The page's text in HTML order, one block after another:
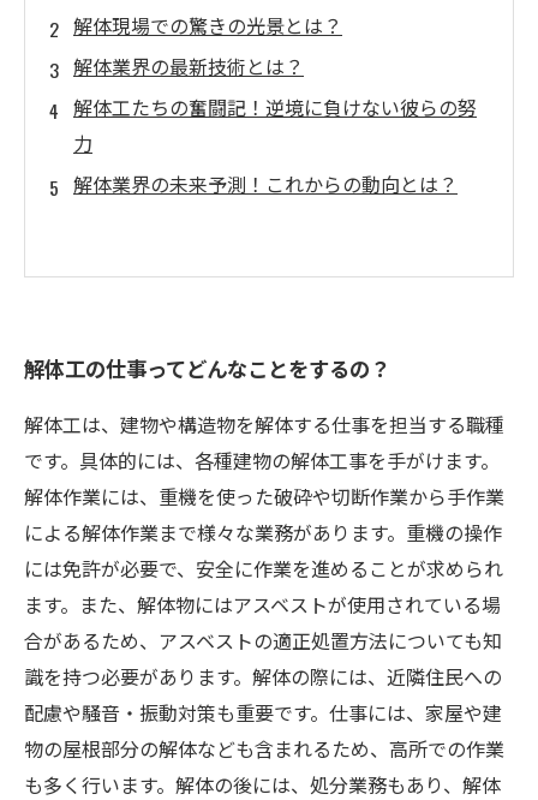
解体現場での驚きの光景とは？
解体業界の最新技術とは？
解体工たちの奮闘記！逆境に負けない彼らの努
力
解体業界の未来予測！これからの動向とは？
解体工の仕事ってどんなことをするの？
解体工は、建物や構造物を解体する仕事を担当する職種
です。具体的には、各種建物の解体工事を手がけます。
解体作業には、重機を使った破砕や切断作業から手作業
による解体作業まで様々な業務があります。重機の操作
には免許が必要で、安全に作業を進めることが求められ
ます。また、解体物にはアスベストが使用されている場
合があるため、アスベストの適正処置方法についても知
識を持つ必要があります。解体の際には、近隣住民への
配慮や騒音・振動対策も重要です。仕事には、家屋や建
物の屋根部分の解体なども含まれるため、高所での作業
も多く行います。解体の後には、処分業務もあり、解体